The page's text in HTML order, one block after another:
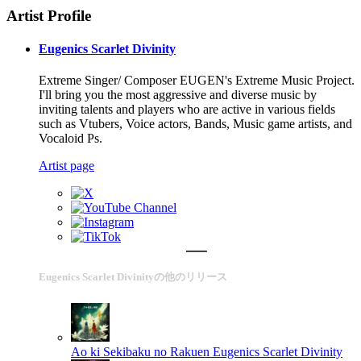
Artist Profile
Eugenics Scarlet Divinity
Extreme Singer/ Composer EUGEN's Extreme Music Project.
I'll bring you the most aggressive and diverse music by
inviting talents and players who are active in various fields
such as Vtubers, Voice actors, Bands, Music game artists, and
Vocaloid Ps.
Artist page
Eugenics Scarlet Divinityの他のリリース
Ao ki Sekibaku no Rakuen Eugenics Scarlet Divinity